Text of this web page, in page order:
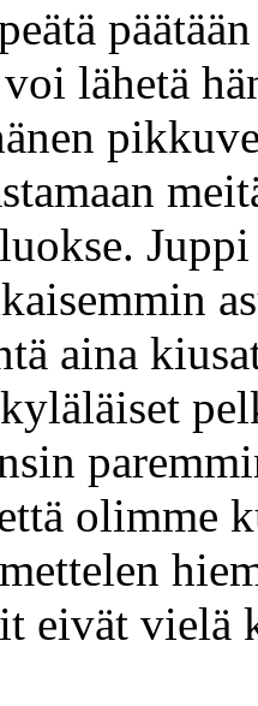
lähetä
aina
olimme
eivät vielä